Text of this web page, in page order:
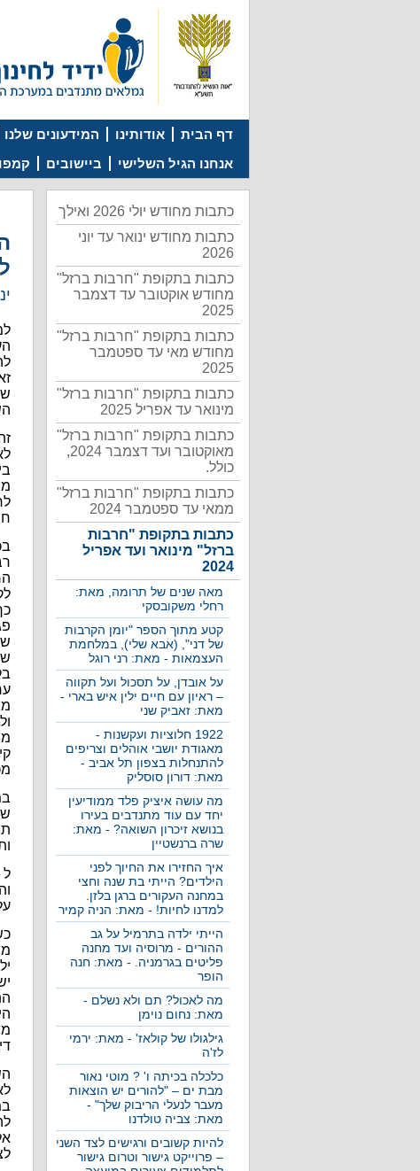
דף הבית אודותינו המידעונים שלנו
אנחנו הגיל השלישי
ביישובים
כתבות מחודש יולי 2026 ואילך
כתבות מחודש ינואר עד יוני
2026
כתבות בתקופת "חרבות ברזל"
מחודש אוקטובר עד דצמבר
2025
כתבות בתקופת "חרבות ברזל"
מחודש מאי עד ספטמבר
2025
כתבות בתקופת "חרבות ברזל"
מינואר עד אפריל 2025
כתבות בתקופת "חרבות ברזל"
מאוקטובר ועד דצמבר 2024,
כולל.
כתבות בתקופת "חרבות ברזל"
ממאי עד ספטמבר 2024
כתבות בתקופת "חרבות
ברזל" מינואר ועד אפריל
2024
מאה שנים של תרומה, מאת:
רחלי משקובסקי
קטע מתוך הספר "יומן הקרבות
של דני", (אבא שלי), במלחמת
העצמאות - מאת: רני רוגל
על אובדן, על תסכול ועל תקווה
– ראיון עם חיים ילין איש בארי -
מאת: זאביק שני
1922 חלוציות ועקשנות -
מאגודת יושבי אוהלים וצריפים
להתנחלות בצפון תל אביב -
מאת: דורון סוסליק
מה עושה איציק פלד ממודיעין
יחד עם עוד מתנדבים בעירו
בנושא זיכרון השואה? - מאת:
שרה ברנשטיין
איך החזירו את החיוך לפני
הילדים? הייתי בת שנה וחצי
במחנה העקורים ברגן בלזן.
למדנו לחיות! - מאת: הניה קמיר
הייתי ילדה בתרמיל על גב
ההורים - מרוסיה ועד מחנה
פליטים בגרמניה. - מאת: חנה
הופר
מה לאכול? תם ולא נשלם -
מאת: נחום נוימן
גילגולו של קולאז' - מאת: ירמי
לז'ה
כלכלה בכיתה ו' ? מוטי נאור
מבת ים – "להורים יש הוצאות
מעבר לנעלי הריבוק שלך" -
מאת: צביה טולדנו
להיות קשובים ורגישים לצד השני
– פרוייקט גישור וטרום גישור
ל